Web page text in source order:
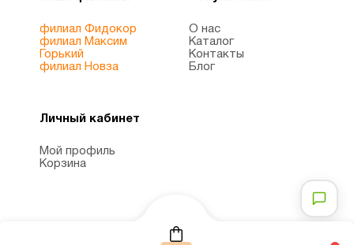
филиал Фидокор
филиал Максим
Горький
филиал Новза
О нас
Каталог
Контакты
Блог
Личный кабинет
Мой профиль
Корзина